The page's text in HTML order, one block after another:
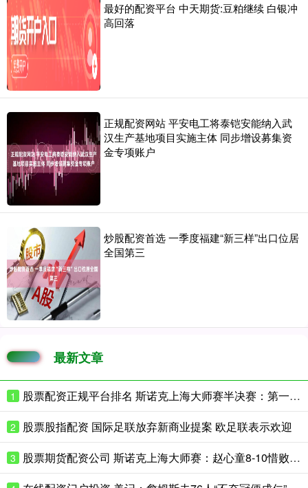
最好的配资平台 中天期货:豆粕继续 白银冲
高回落
正规配资网站 平安电工将泰铠安能纳入武
汉生产基地项目实施主体 同步增设募集资
金专项账户
炒股配资首选 一季度福建“新三样”出口位居
全国第三
最新文章
1 股票配资正规平台排名 斯诺克上海大师赛半决赛：第一阶段赵心童4-5落后威尔逊
2 股票股指配资 国际足联放弃新商业提案 欧足联表示欢迎
3 股票期货配资公司 斯诺克上海大师赛：赵心童8-10惜败威尔逊 止步半决赛